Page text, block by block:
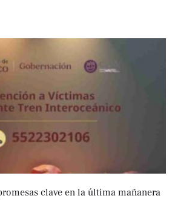
clave en la última mañanera